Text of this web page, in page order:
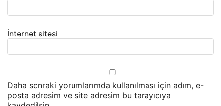
İnternet sitesi
Daha sonraki yorumlarımda kullanılması için adım, e-
posta adresim ve site adresim bu tarayıcıya